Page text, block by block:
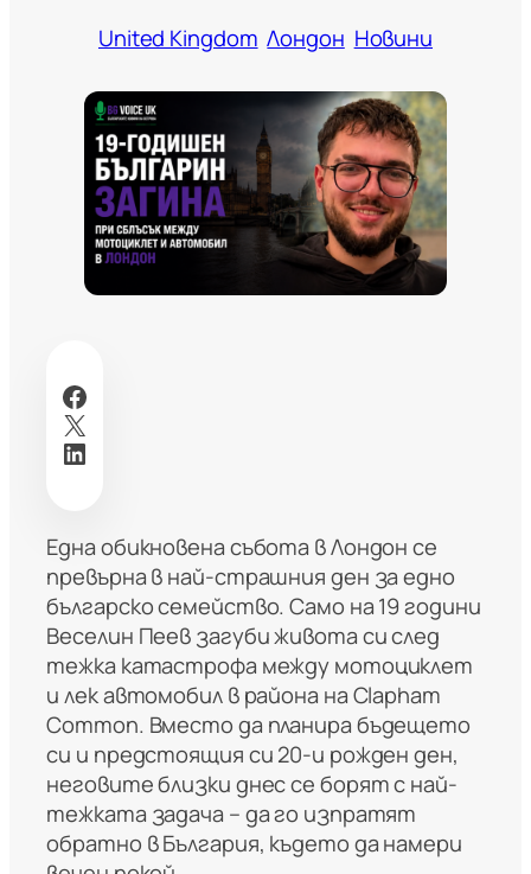
United Kingdom Лондон Новини
Facebook
X
LinkedIn
Една обикновена събота в Лондон се
превърна в най-страшния ден за едно
българско семейство. Само на 19 години
Веселин Пеев загуби живота си след
тежка катастрофа между мотоциклет
и лек автомобил в района на Clapham
Common. Вместо да планира бъдещето
си и предстоящия си 20-и рожден ден,
неговите близки днес се борят с най-
тежката задача – да го изпратят
обратно в България, където да намери